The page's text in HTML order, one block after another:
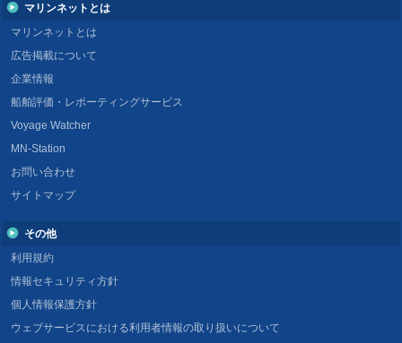
マリンネットとは
マリンネットとは
広告掲載について
企業情報
船舶評価・レポーティングサービス
Voyage Watcher
MN-Station
お問い合わせ
サイトマップ
その他
利用規約
情報セキュリティ方針
個人情報保護方針
ウェブサービスにおける利用者情報の取り扱いについて